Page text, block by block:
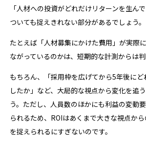
「人材への投資がどれだけリターンを生ん
ついても捉えきれない部分があるでしょう。
たとえば「人材募集にかけた費用」が実際
ながっているのかは、短期的な計測からは判
もちろん、「採用枠を広げてから5年後に
したか」など、大局的な視点から変化を追
う。ただし、人員数のほかにも利益の変動
られるため、ROIはあくまで大きな視点から
を捉えられるにすぎないのです。